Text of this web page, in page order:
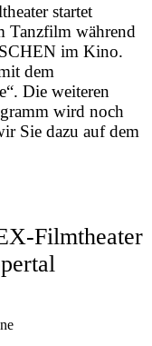
startet
Tanzfilm während
im Kino.
dem
Die weiteren
wird noch
Sie dazu auf dem
Filmtheater